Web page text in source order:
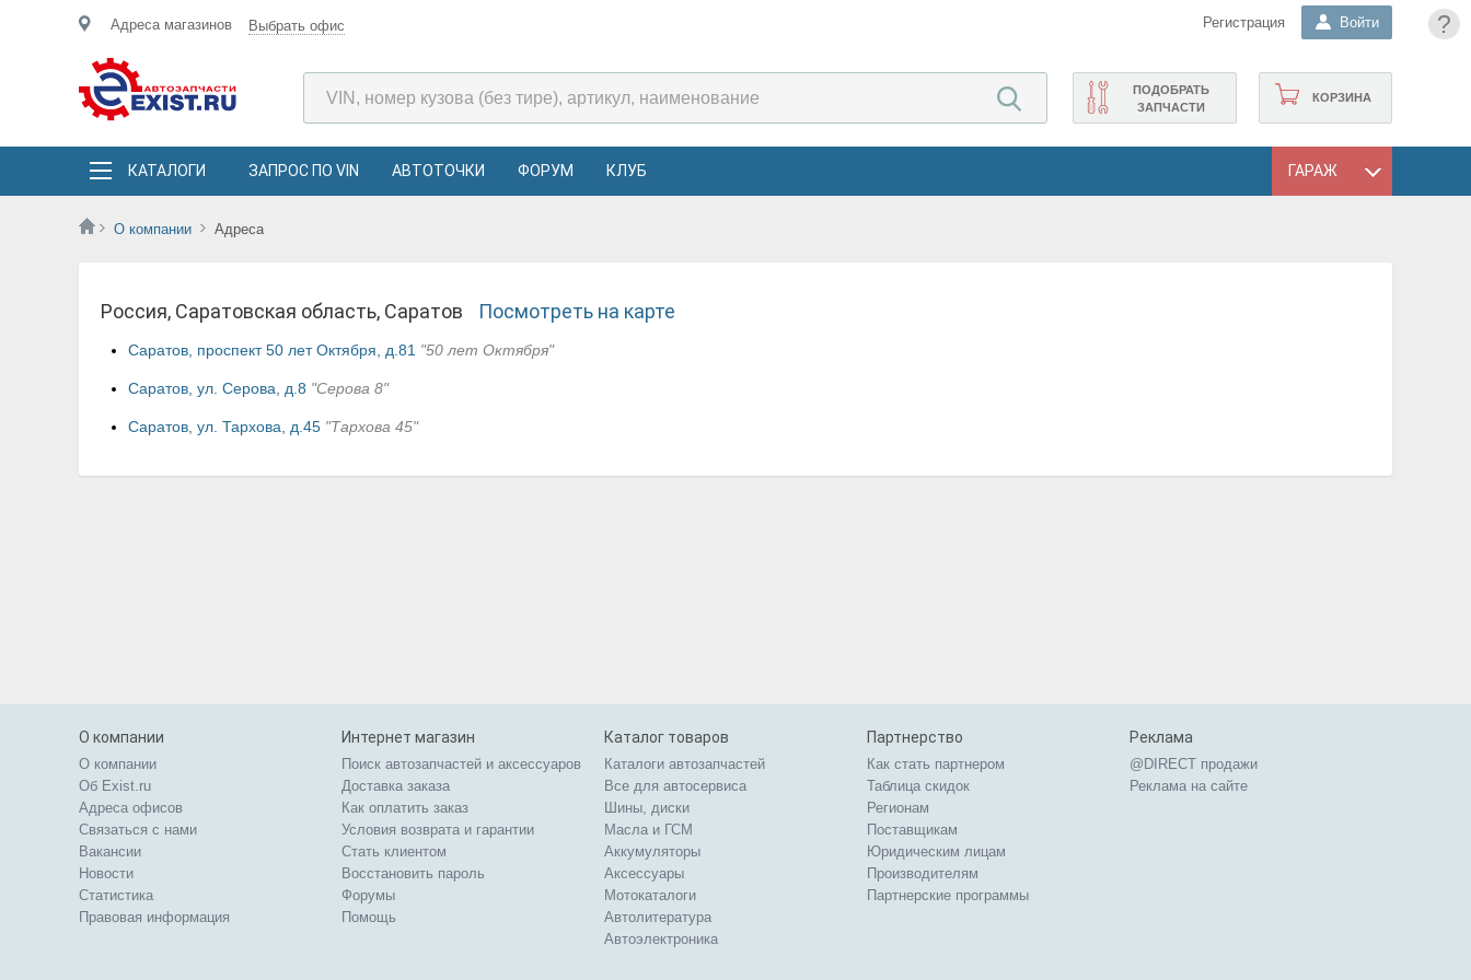
?
Адреса магазинов Выбрать офис Регистрация Войти
КОРЗИНА
ПОДОБРАТЬ
ЗАПЧАСТИ
КАТАЛОГИ ЗАПРОС ПО VIN АВТОТОЧКИ ФОРУМ КЛУБ ГАРАЖ
О компании Адреса
Россия, Саратовская область, Саратов Посмотреть на карте
Саратов, проспект 50 лет Октября, д.81 "50 лет Октября"
Саратов, ул. Серова, д.8 "Серова 8"
Саратов, ул. Тархова, д.45 "Тархова 45"
О компании
О компании
Об Exist.ru
Адреса офисов
Связаться с нами
Вакансии
Новости
Статистика
Правовая информация
Интернет магазин
Поиск автозапчастей и аксессуаров
Доставка заказа
Как оплатить заказ
Условия возврата и гарантии
Стать клиентом
Восстановить пароль
Форумы
Помощь
Каталог товаров
Каталоги автозапчастей
Все для автосервиса
Шины, диски
Масла и ГСМ
Аккумуляторы
Аксессуары
Мотокаталоги
Автолитература
Автоэлектроника
Партнерство
Как стать партнером
Таблица скидок
Регионам
Поставщикам
Юридическим лицам
Производителям
Партнерские программы
Реклама
@DIRECT продажи
Реклама на сайте